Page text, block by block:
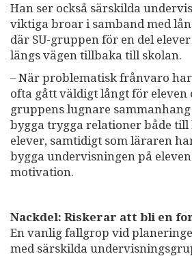
Han ser också särskilda
viktiga broar i samband med
där SU-gruppen för en del
längs vägen tillbaka till skolan.
– När problematisk frånvaro
ofta gått väldigt långt för eleven
gruppens lugnare
bygga trygga relationer både till
elever, samtidigt som läraren
bygga undervisningen på
motivation.
Nackdel: Riskerar att bli en
En vanlig fallgrop vid
med särskilda